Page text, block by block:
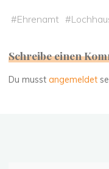
#Ehrenamt #
Schreibe einen
Du musstangemeldet